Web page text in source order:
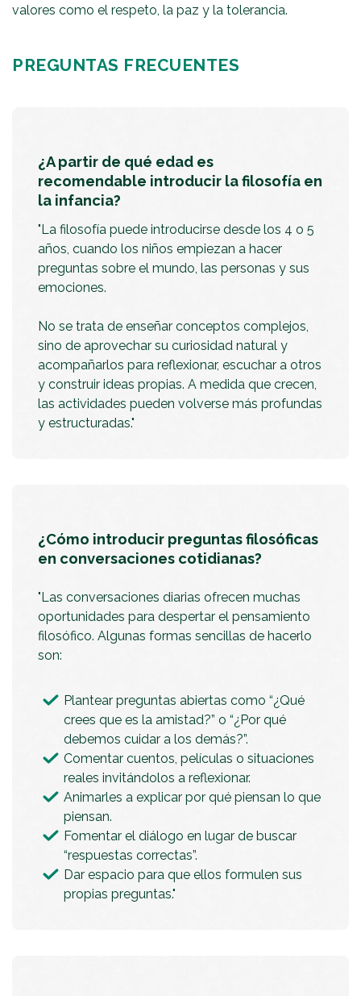
valores como el respeto, la paz y la tolerancia.
PREGUNTAS FRECUENTES
¿A partir de qué edad es
recomendable introducir la filosofía en
la infancia?
"La filosofía puede introducirse desde los 4 o 5
años, cuando los niños empiezan a hacer
preguntas sobre el mundo, las personas y sus
emociones.
No se trata de enseñar conceptos complejos,
sino de aprovechar su curiosidad natural y
acompañarlos para reflexionar, escuchar a otros
y construir ideas propias. A medida que crecen,
las actividades pueden volverse más profundas
y estructuradas."
¿Cómo introducir preguntas filosóficas
en conversaciones cotidianas?
"Las conversaciones diarias ofrecen muchas
oportunidades para despertar el pensamiento
filosófico. Algunas formas sencillas de hacerlo
son:
Plantear preguntas abiertas como “¿Qué
crees que es la amistad?” o “¿Por qué
debemos cuidar a los demás?”.
Comentar cuentos, películas o situaciones
reales invitándolos a reflexionar.
Animarles a explicar por qué piensan lo que
piensan.
Fomentar el diálogo en lugar de buscar
“respuestas correctas”.
Dar espacio para que ellos formulen sus
propias preguntas."